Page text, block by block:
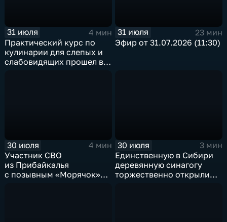
31 июля
4 мин
Практический курс по
кулинарии для слепых и
слабовидящих прошел в
31 июля
23 мин
Эфир от 31.07.2026 (11:30)
30 июля
4 мин
Участник СВО
из Прибайкалья
с позывным «Морячок»
30 июля
3 мин
Единственную в Сибири
деревянную синагогу
торжественно открыли